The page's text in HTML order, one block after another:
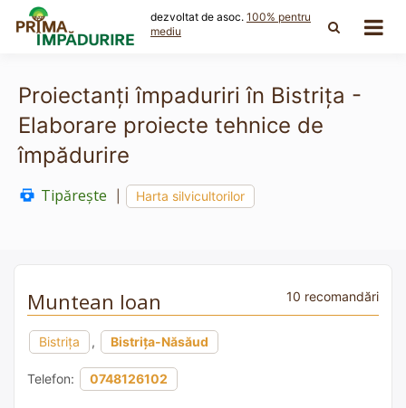
content
dezvoltat de asoc. 100% pentru
mediu
Proiectanți împaduriri în Bistrița -
Elaborare proiecte tehnice de
împădurire
Tipărește Harta silvicultorilor
Muntean Ioan 10 recomandări
Bistrița , Bistrița-Năsăud
Telefon: 0748126102